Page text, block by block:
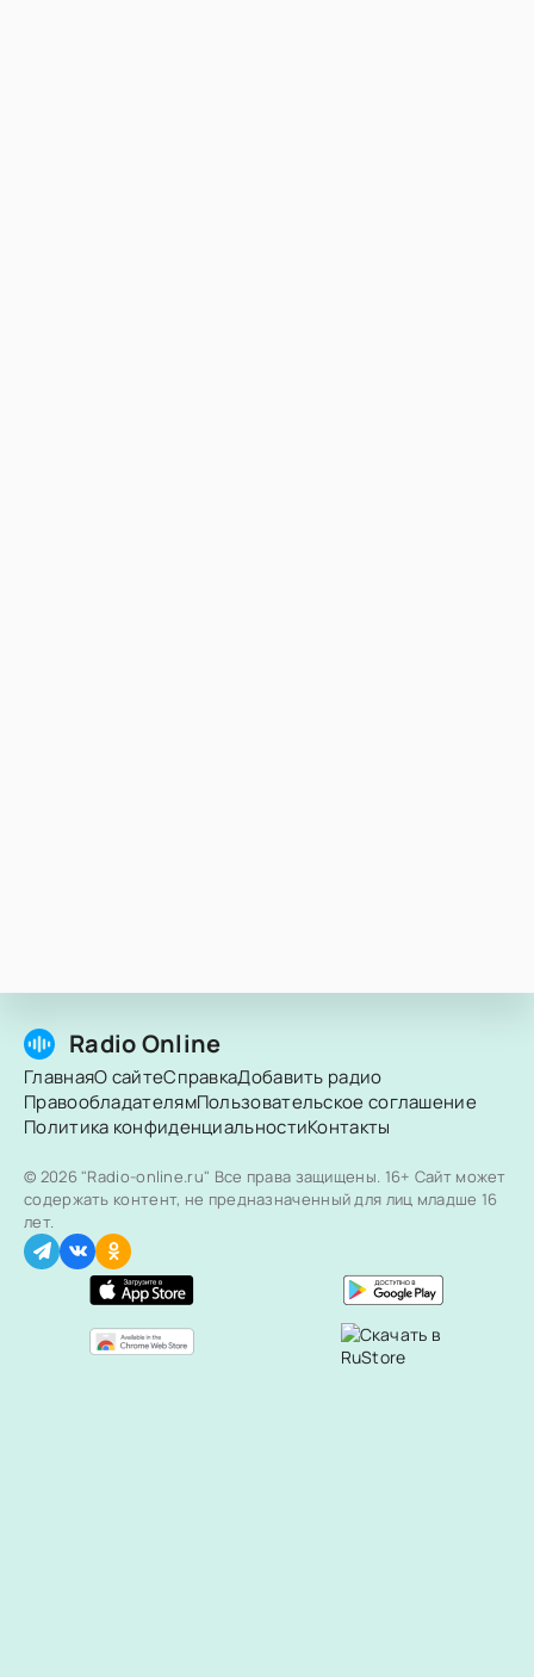
Radio Online
ГлавнаяО сайтеСправкаДобавить радио
ПравообладателямПользовательское соглашение
Политика конфиденциальностиКонтакты
© 2026 "Radio-online.ru" Все права защищены. 16+ Сайт может
содержать контент, не предназначенный для лиц младше 16
лет.